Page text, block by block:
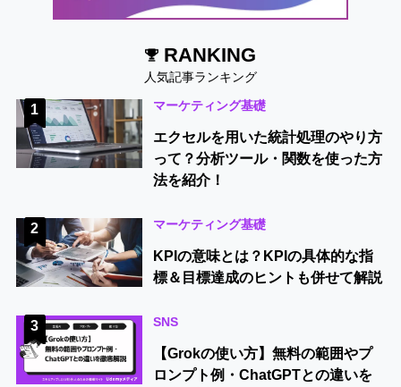
RANKING
人気記事ランキング
1 マーケティング基礎
エクセルを用いた統計処理のやり方
って？分析ツール・関数を使った方
法を紹介！
2 マーケティング基礎
KPIの意味とは？KPIの具体的な指
標＆目標達成のヒントも併せて解説
3 SNS
【Grokの使い方】無料の範囲やプ
ロンプト例・ChatGPTとの違いを